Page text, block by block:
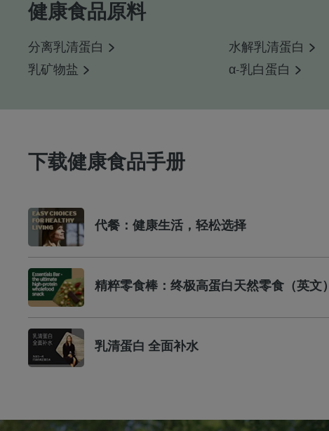
健康食品原料
分离乳清蛋白 水解乳清蛋白
乳矿物盐
α-乳白蛋白
下载健康食品手册
代餐：健康生活，轻松选择
精粹零食棒：终极高蛋白天然零食（英文）
乳清蛋白 全面补水